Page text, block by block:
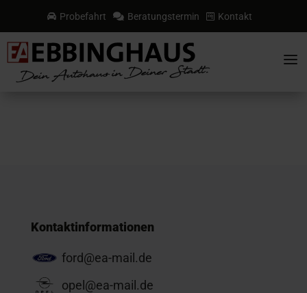
 Probefahrt  Beratungstermin  Kontakt
a
Kontaktinformationen
ford@ea-mail.de
opel@ea-mail.de